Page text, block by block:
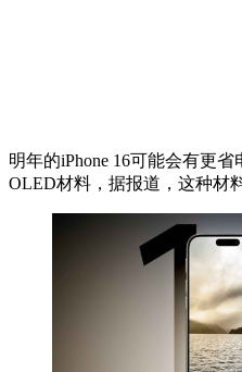
明年的iPhone 16可能会有更
OLED材料，据报道，这种材